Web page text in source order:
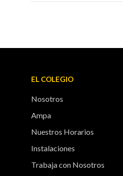
EL COLEGIO
Nosotros
Ampa
Nuestros Horarios
Instalaciones
Trabaja con Nosotros